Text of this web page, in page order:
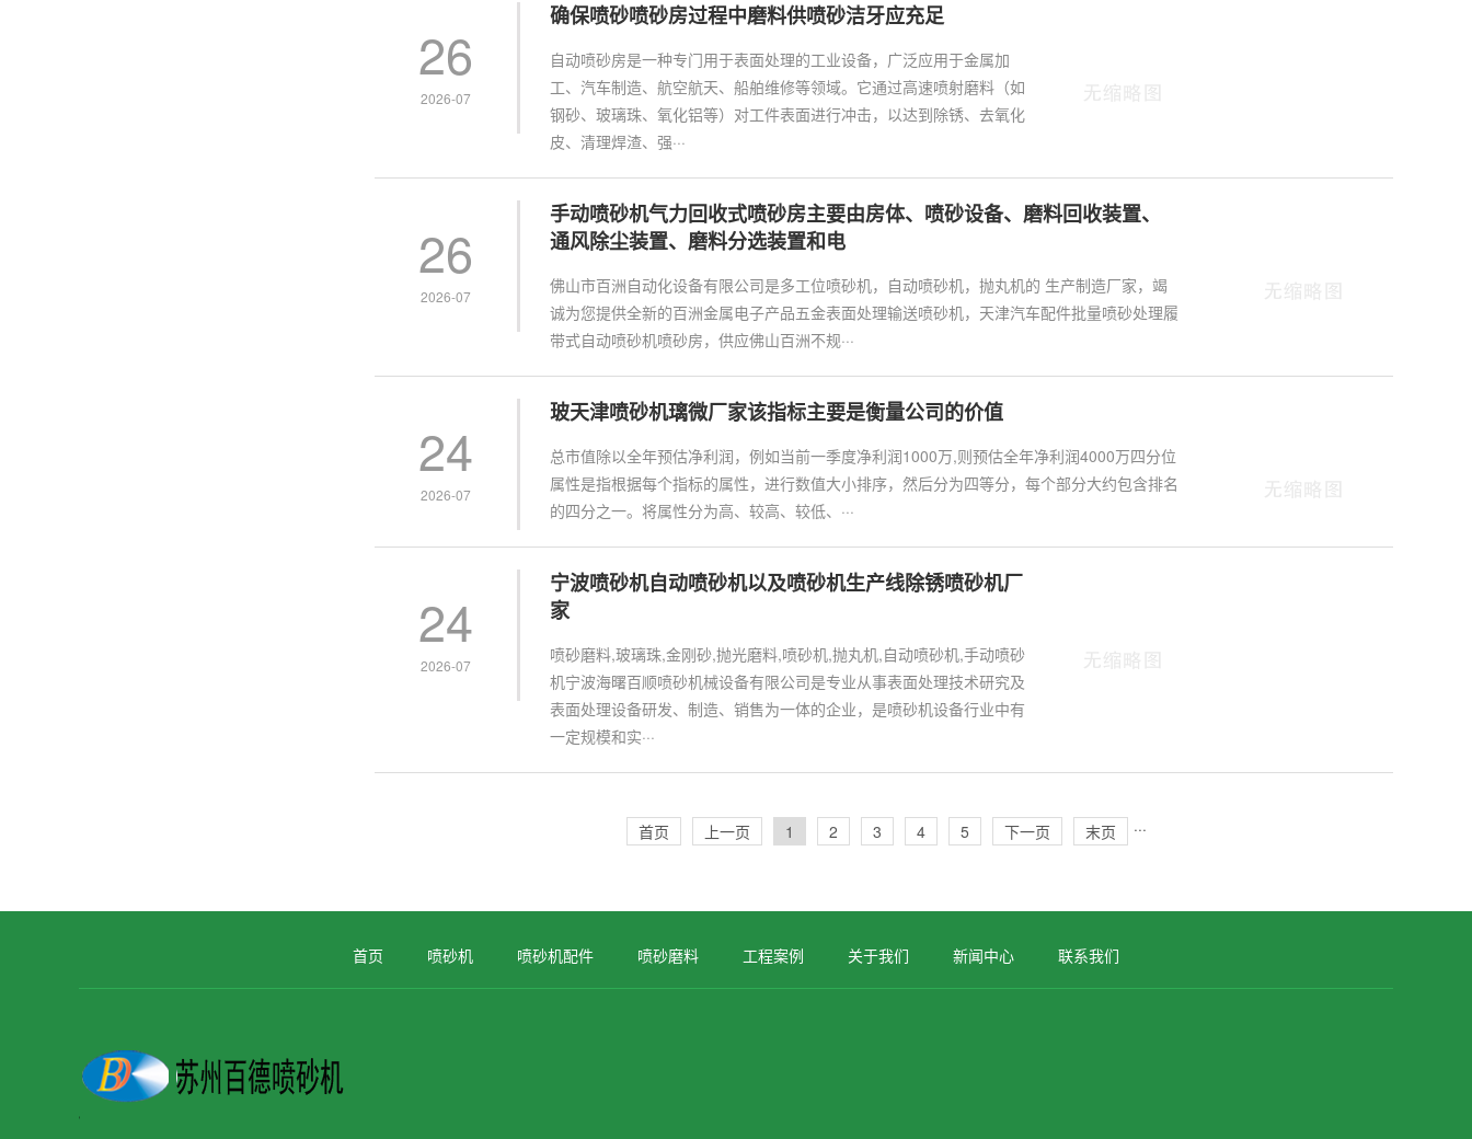
26
2026-07
确保喷砂喷砂房过程中磨料供喷砂洁牙应充足
自动喷砂房是一种专门用于表面处理的工业设备，广泛应用于金属加
工、汽车制造、航空航天、船舶维修等领域。它通过高速喷射磨料（如
钢砂、玻璃珠、氧化铝等）对工件表面进行冲击，以达到除锈、去氧化
皮、清理焊渣、强···
26
2026-07
手动喷砂机气力回收式喷砂房主要由房体、喷砂设备、磨料回收装置、
通风除尘装置、磨料分选装置和电
佛山市百洲自动化设备有限公司是多工位喷砂机，自动喷砂机，抛丸机的 生产制造厂家，竭
诚为您提供全新的百洲金属电子产品五金表面处理输送喷砂机，天津汽车配件批量喷砂处理履
带式自动喷砂机喷砂房，供应佛山百洲不规···
24
2026-07
玻天津喷砂机璃微厂家该指标主要是衡量公司的价值
总市值除以全年预估净利润，例如当前一季度净利润1000万,则预估全年净利润4000万四分位
属性是指根据每个指标的属性，进行数值大小排序，然后分为四等分，每个部分大约包含排名
的四分之一。将属性分为高、较高、较低、···
24
2026-07
宁波喷砂机自动喷砂机以及喷砂机生产线除锈喷砂机厂
家
喷砂磨料,玻璃珠,金刚砂,抛光磨料,喷砂机,抛丸机,自动喷砂机,手动喷砂
机宁波海曙百顺喷砂机械设备有限公司是专业从事表面处理技术研究及
表面处理设备研发、制造、销售为一体的企业，是喷砂机设备行业中有
一定规模和实···
首页 上一页 1 2 3 4 5 ···
下一页 末页
首页 喷砂机 喷砂机配件 喷砂磨料 工程案例 关于我们 新闻中心 联系我们